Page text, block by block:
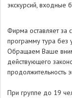
экскурсий, входные
Фирма оставляет за
программу тура без
Обращаем Ваше
действующего
продолжительность
При группе до 19